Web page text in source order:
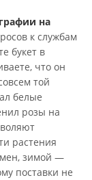
на
к службам
букет в
что он
той
белые
розы на
растения
зимой —
поставки не